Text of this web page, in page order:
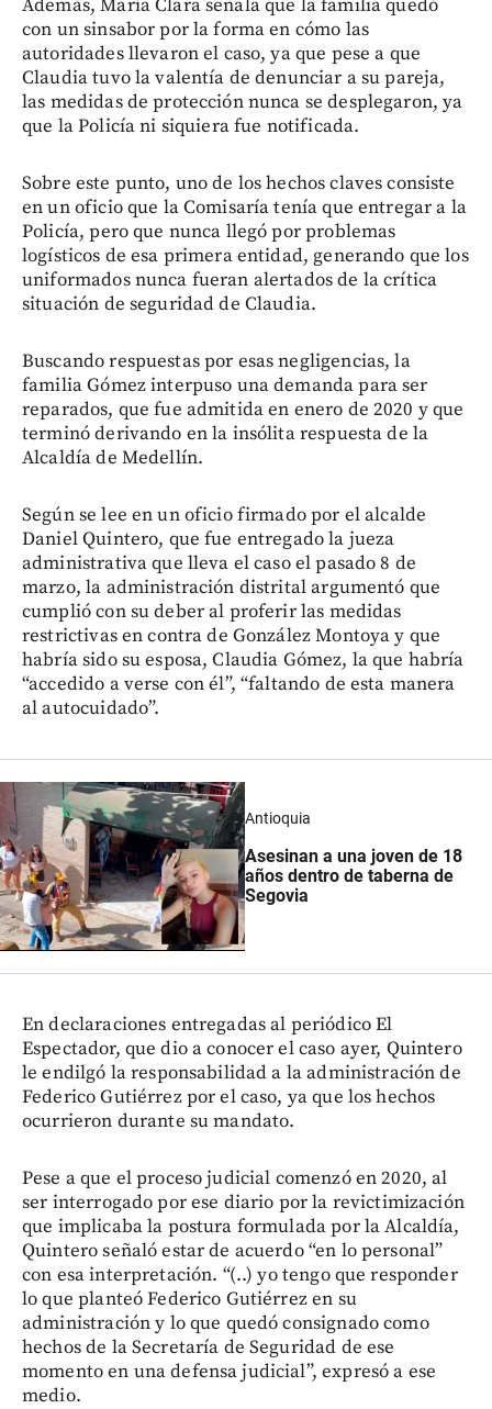
Además, María Clara señala que la familia quedó
con un sinsabor por la forma en cómo las
autoridades llevaron el caso, ya que pese a que
Claudia tuvo la valentía de denunciar a su pareja,
las medidas de protección nunca se desplegaron, ya
que la Policía ni siquiera fue notificada.
Sobre este punto, uno de los hechos claves consiste
en un oficio que la Comisaría tenía que entregar a la
Policía, pero que nunca llegó por problemas
logísticos de esa primera entidad, generando que los
uniformados nunca fueran alertados de la crítica
situación de seguridad de Claudia.
Buscando respuestas por esas negligencias, la
familia Gómez interpuso una demanda para ser
reparados, que fue admitida en enero de 2020 y que
terminó derivando en la insólita respuesta de la
Alcaldía de Medellín.
Según se lee en un oficio firmado por el alcalde
Daniel Quintero, que fue entregado la jueza
administrativa que lleva el caso el pasado 8 de
marzo, la administración distrital argumentó que
cumplió con su deber al proferir las medidas
restrictivas en contra de González Montoya y que
habría sido su esposa, Claudia Gómez, la que habría
“accedido a verse con él”, “faltando de esta manera
al autocuidado”.
Antioquia
Asesinan a una joven de 18
años dentro de taberna de
Segovia
En declaraciones entregadas al periódico El
Espectador, que dio a conocer el caso ayer, Quintero
le endilgó la responsabilidad a la administración de
Federico Gutiérrez por el caso, ya que los hechos
ocurrieron durante su mandato.
Pese a que el proceso judicial comenzó en 2020, al
ser interrogado por ese diario por la revictimización
que implicaba la postura formulada por la Alcaldía,
Quintero señaló estar de acuerdo “en lo personal”
con esa interpretación. “(..) yo tengo que responder
lo que planteó Federico Gutiérrez en su
administración y lo que quedó consignado como
hechos de la Secretaría de Seguridad de ese
momento en una defensa judicial”, expresó a ese
medio.